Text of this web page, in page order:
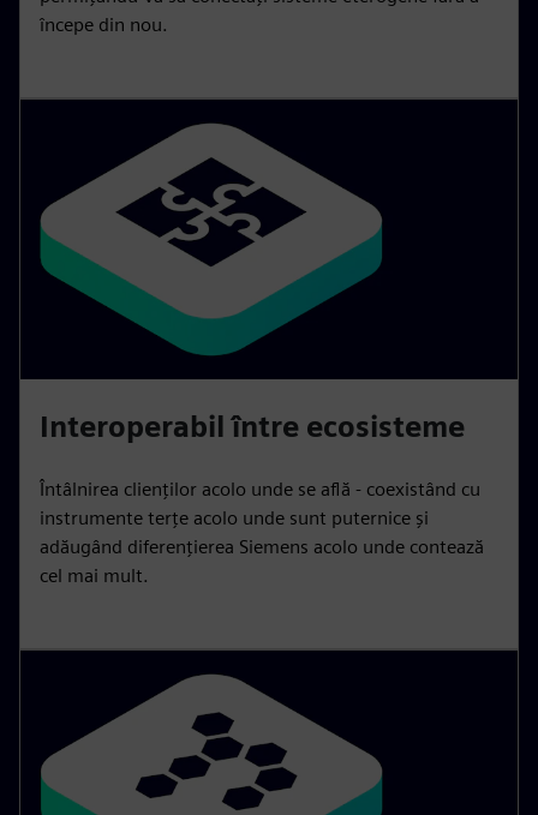
începe din nou.
Interoperabil între ecosisteme
Întâlnirea clienților acolo unde se află - coexistând cu
instrumente terțe acolo unde sunt puternice și
adăugând diferențierea Siemens acolo unde contează
cel mai mult.